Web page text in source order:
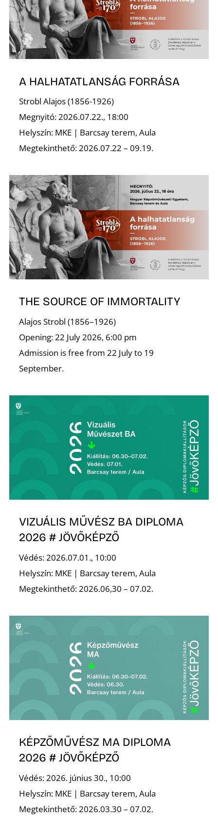
A HALHATATLANSÁG FORRÁSA
Strobl Alajos (1856-1926)
Megnyitó: 2026.07.22., 18:00
Helyszín: MKE | Barcsay terem, Aula
Megtekinthető: 2026.07.22 – 09.19.
THE SOURCE OF IMMORTALITY
Alajos Strobl (1856–1926)
Opening: 22 July 2026, 6:00 pm
Admission is free from 22 July to 19
September.
VIZUÁLIS MŰVÉSZ BA DIPLOMA
2026 # JÖVŐKÉPZŐ
Védés: 2026.07.01., 10:00
Helyszín: MKE | Barcsay terem, Aula
Megtekinthető: 2026.06,30 – 07.02.
KÉPZŐMŰVÉSZ MA DIPLOMA
2026 # JÖVŐKÉPZŐ
Védés: 2026. június 30., 10:00
Helyszín: MKE | Barcsay terem, Aula
Megtekinthető: 2026.03.30 – 07.02.